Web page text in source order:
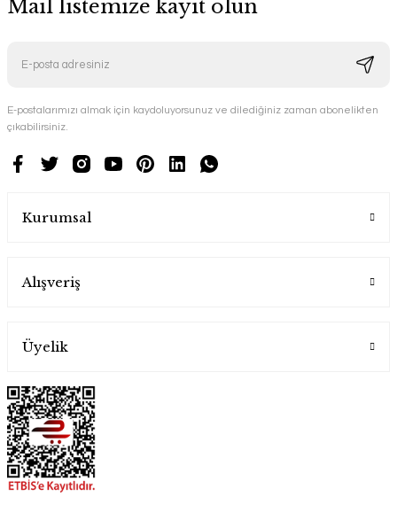
Mail listemize kayıt olun
E-postalarımızı almak için kaydoluyorsunuz ve dilediğiniz zaman abonelikten
çıkabilirsiniz.
Kurumsal
Alışveriş
Üyelik